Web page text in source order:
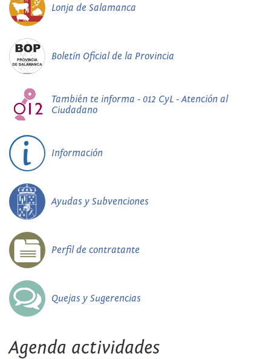
Lonja de Salamanca
Boletín Oficial de la Provincia
También te informa - 012 CyL - Atención al
Ciudadano
Información
Ayudas y Subvenciones
Perfil de contratante
Quejas y Sugerencias
Agenda actividades